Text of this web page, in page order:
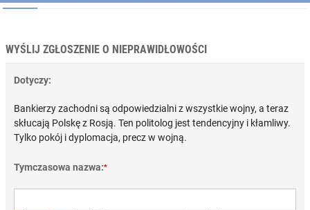
WYŚLIJ ZGŁOSZENIE O NIEPRAWIDŁOWOŚCI
Dotyczy:
Bankierzy zachodni są odpowiedzialni z wszystkie wojny, a teraz
skłucają Polskę z Rosją. Ten politolog jest tendencyjny i kłamliwy.
Tylko pokój i dyplomacja, precz w wojną.
Tymczasowa nazwa:*